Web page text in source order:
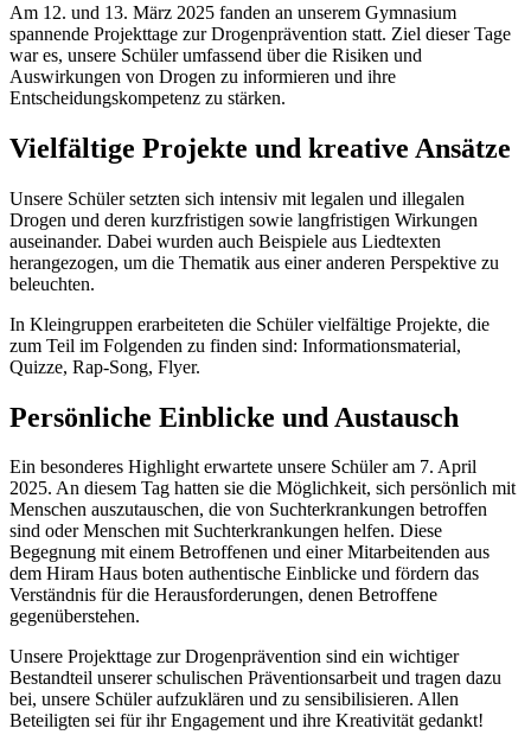
Am 12. und 13. März 2025 fanden an unserem Gymnasium
spannende Projekttage zur Drogenprävention statt. Ziel dieser Tage
war es, unsere Schüler umfassend über die Risiken und
Auswirkungen von Drogen zu informieren und ihre
Entscheidungskompetenz zu stärken.
Vielfältige Projekte und kreative Ansätze
Unsere Schüler setzten sich intensiv mit legalen und illegalen
Drogen und deren kurzfristigen sowie langfristigen Wirkungen
auseinander. Dabei wurden auch Beispiele aus Liedtexten
herangezogen, um die Thematik aus einer anderen Perspektive zu
beleuchten.
In Kleingruppen erarbeiteten die Schüler vielfältige Projekte, die
zum Teil im Folgenden zu finden sind: Informationsmaterial,
Quizze, Rap-Song, Flyer.
Persönliche Einblicke und Austausch
Ein besonderes Highlight erwartete unsere Schüler am 7. April
2025. An diesem Tag hatten sie die Möglichkeit, sich persönlich mit
Menschen auszutauschen, die von Suchterkrankungen betroffen
sind oder Menschen mit Suchterkrankungen helfen. Diese
Begegnung mit einem Betroffenen und einer Mitarbeitenden aus
dem Hiram Haus boten authentische Einblicke und fördern das
Verständnis für die Herausforderungen, denen Betroffene
gegenüberstehen.
Unsere Projekttage zur Drogenprävention sind ein wichtiger
Bestandteil unserer schulischen Präventionsarbeit und tragen dazu
bei, unsere Schüler aufzuklären und zu sensibilisieren. Allen
Beteiligten sei für ihr Engagement und ihre Kreativität gedankt!